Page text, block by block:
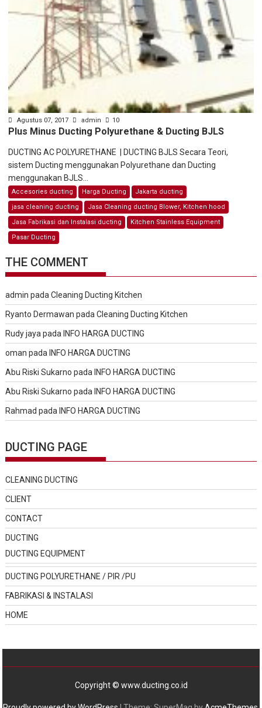
Agustus 07, 2017 admin 10
Plus Minus Ducting Polyurethane & Ducting BJLS
DUCTING AC POLYURETHANE | DUCTING BJLS Secara Teori,
sistem Ducting menggunakan Polyurethane dan Ducting
menggunakan BJLS...
Accesories ducting Harga Ducting
Jakarta ducting
jasa cleaning ducting
Jasa Cleaning ducting Blower, Kitchen hood
Jasa Fabrikasi dan Instalasi ducting
Kitchen Stainless Equipment
Pasar Ducting
THE COMMENT
admin padaCleaning Ducting Kitchen
Ryanto Dermawan padaCleaning Ducting Kitchen
Rudy jaya padaINFO HARGA DUCTING
oman padaINFO HARGA DUCTING
Abu Riski Sukarno padaINFO HARGA DUCTING
Abu Riski Sukarno padaINFO HARGA DUCTING
Rahmad padaINFO HARGA DUCTING
DUCTING PAGE
CLEANING DUCTING
CLIENT
CONTACT
DUCTING
DUCTING EQUIPMENT
DUCTING POLYURETHANE / PIR /PU
FABRIKASI & INSTALASI
HOME
Copyright © www.ducting.co.id